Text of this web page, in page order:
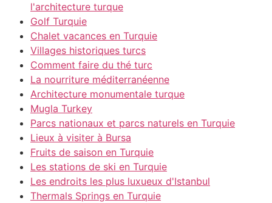
l'architecture turque
Golf Turquie
Chalet vacances en Turquie
Villages historiques turcs
Comment faire du thé turc
La nourriture méditerranéenne
Architecture monumentale turque
Mugla Turkey
Parcs nationaux et parcs naturels en Turquie
Lieux à visiter à Bursa
Fruits de saison en Turquie
Les stations de ski en Turquie
Les endroits les plus luxueux d'Istanbul
Thermals Springs en Turquie